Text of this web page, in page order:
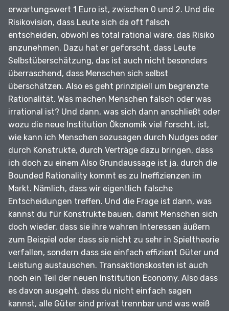
erwartungswert 1 Euro ist, zwischen 0 und 2. Und die
Risikovision, dass Leute sich da oft falsch
entscheiden, obwohl es total rational wäre, das Risiko
anzunehmen. Dazu hat er geforscht, dass Leute
Selbstüberschätzung, das ist auch nicht besonders
überraschend, dass Menschen sich selbst
überschätzen. Also es geht prinzipiell um begrenzte
Rationalität. Was machen Menschen falsch oder was
irrational ist? Und dann, was sich dann anschließt oder
wozu die neue Institution Ökonomik viel forscht, ist,
wie kann ich Menschen sozusagen durch Nudges oder
durch Konstrukte, durch Verträge dazu bringen, dass
ich doch zu einem Also Grundaussage ist ja, durch die
Bounded Rationality kommt es zu Ineffizienzen im
Markt. Nämlich, dass wir eigentlich falsche
Entscheidungen treffen. Und die Frage ist dann, was
kannst du für Konstrukte bauen, damit Menschen sich
doch wieder, dass sie ihre wahren Interessen äußern
zum Beispiel oder dass sie nicht zu sehr in Spieltheorie
verfallen, sondern dass sie einfach effizient Güter und
Leistung austauschen. Transaktionskosten ist auch
noch ein Teil der neuen Institution Economy. Also dass
es davon ausgeht, dass du nicht einfach sagen
kannst, alle Güter sind privat trennbar und was weiß